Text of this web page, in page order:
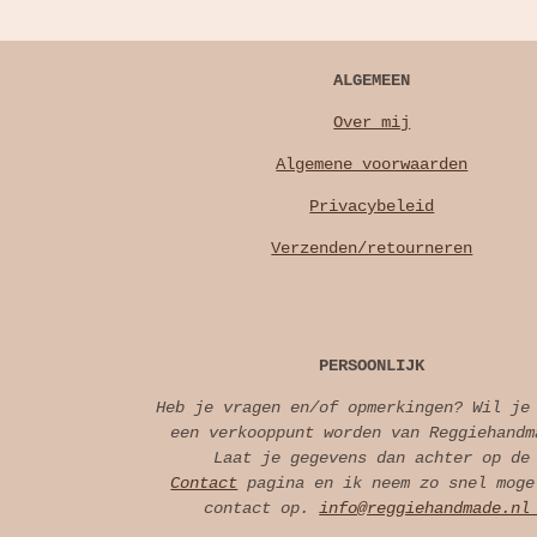
ALGEMEEN
Over mij
Algemene voorwaarden
Privacybeleid
Verzenden/retourneren
PERSOONLIJK
Heb je vragen en/of opmerkingen? Wil je
een verkooppunt worden van
Laat je gegevens dan achter op de
Contact pagina en ik neem zo snel
contact op.info@reggiehandmade.nl